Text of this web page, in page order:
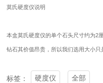
莫氏硬度仪说明
本盒莫氏硬度仪的单个石头尺寸约为2
钻石其价值昂贵，所以我们选用大小只
标签： 硬度仪 全部